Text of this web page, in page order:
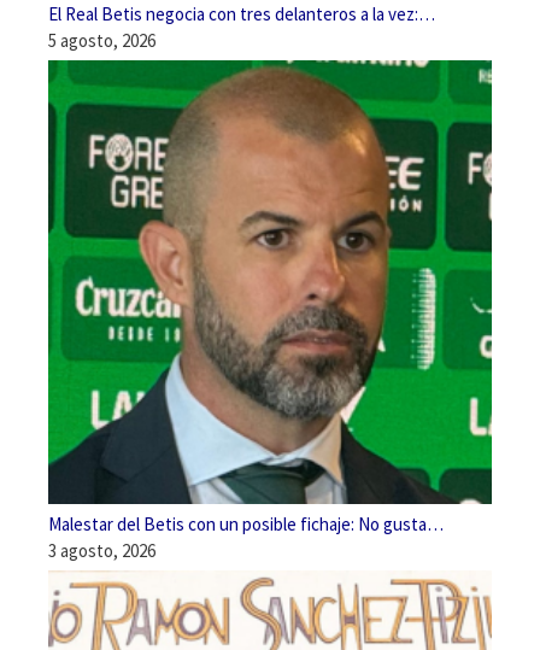
El Real Betis negocia con tres delanteros a la vez:…
5 agosto, 2026
Malestar del Betis con un posible fichaje: No gusta…
3 agosto, 2026